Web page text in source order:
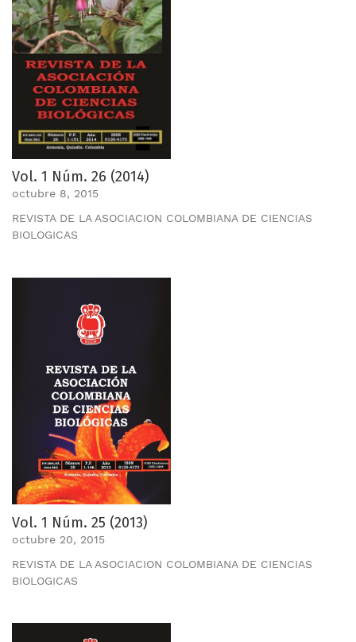
Vol. 1 Núm. 26 (2014)
octubre 8, 2015
REVISTA DE LA ASOCIACION COLOMBIANA DE CIENCIAS
BIOLOGICAS
Vol. 1 Núm. 25 (2013)
octubre 20, 2015
REVISTA DE LA ASOCIACION COLOMBIANA DE CIENCIAS
BIOLOGICAS